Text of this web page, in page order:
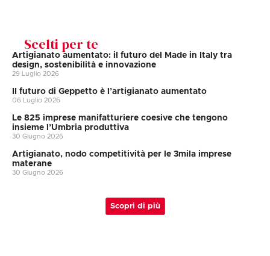
Scelti per te
Artigianato aumentato: il futuro del Made in Italy tra
design, sostenibilità e innovazione
29 Luglio 2026
II futuro di Geppetto è l’artigianato aumentato
06 Luglio 2026
Le 825 imprese manifatturiere coesive che tengono
insieme l’Umbria produttiva
30 Giugno 2026
Artigianato, nodo competitività per le 3mila imprese
materane
30 Giugno 2026
Scopri di più